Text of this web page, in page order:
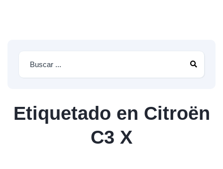
Etiquetado en Citroën
C3 X